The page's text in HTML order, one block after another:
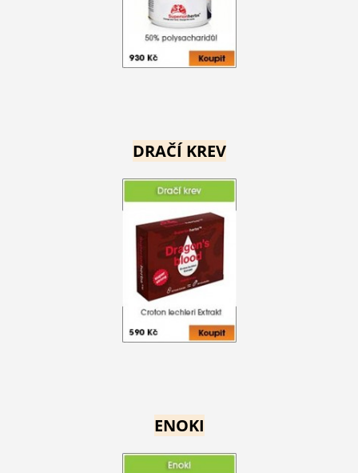
DRAČÍ KREV
ENOKI